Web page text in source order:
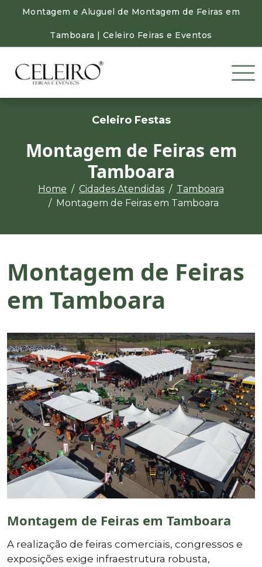
Montagem e Aluguel de Montagem de Feiras em
Tamboara | Celeiro Feiras e Eventos
Celeiro Festas
Montagem de Feiras em
Tamboara
Home Cidades Atendidas
Tamboara
Montagem de Feiras em Tamboara
Montagem de Feiras
em Tamboara
Montagem de Feiras em Tamboara
A realização de feiras comerciais, congressos e
exposições exige infraestrutura robusta,